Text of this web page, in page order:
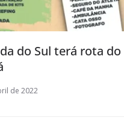
do Sul terá rota do
de 2022